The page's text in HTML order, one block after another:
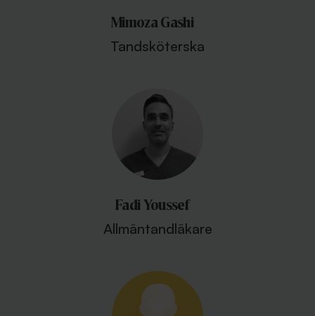
Mimoza Gashi
Tandsköterska
Fadi Youssef
Allmäntandläkare